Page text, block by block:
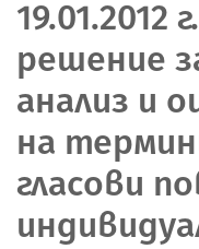
19.01.2012
решение
анализ и
на
гласови